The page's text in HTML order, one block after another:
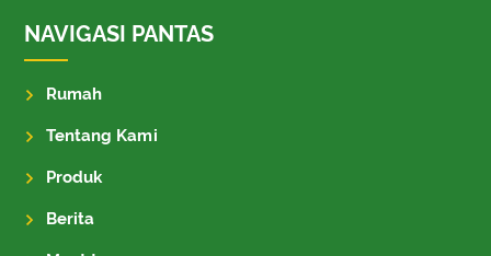
NAVIGASI PANTAS
Rumah
Tentang Kami
Produk
Berita